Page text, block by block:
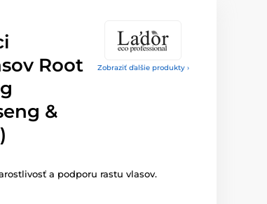
Zobraziť ďalšie produkty ›
Root
&
a podporu rastu vlasov.